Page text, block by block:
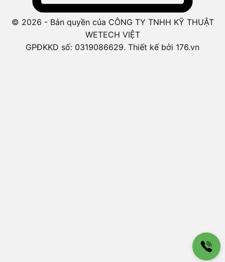
© 2026 - Bản quyền của CÔNG TY TNHH KỸ THUẬT
WETECH VIỆT
GPĐKKD số: 0319086629. Thiết kế bởi 176.vn